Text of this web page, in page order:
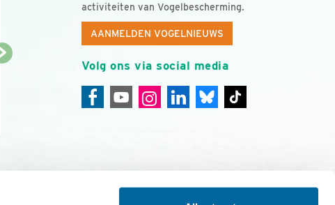
activiteiten van Vogelbescherming.
AANMELDEN VOGELNIEUWS
Volg ons via social media